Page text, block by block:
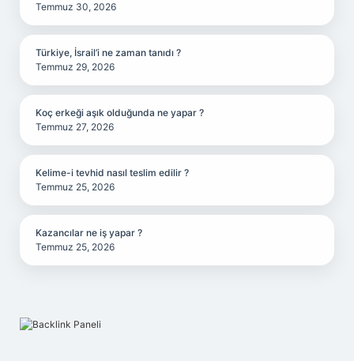
Temmuz 30, 2026
Türkiye, İsrail’i ne zaman tanıdı ?
Temmuz 29, 2026
Koç erkeği aşık olduğunda ne yapar ?
Temmuz 27, 2026
Kelime-i tevhid nasıl teslim edilir ?
Temmuz 25, 2026
Kazancılar ne iş yapar ?
Temmuz 25, 2026